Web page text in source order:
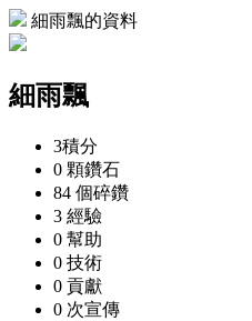
細雨飄的資料
細雨飄
3積分
0 顆鑽石
84 個碎鑽
3 經驗
0 幫助
0 技術
0 貢獻
0 次宣傳